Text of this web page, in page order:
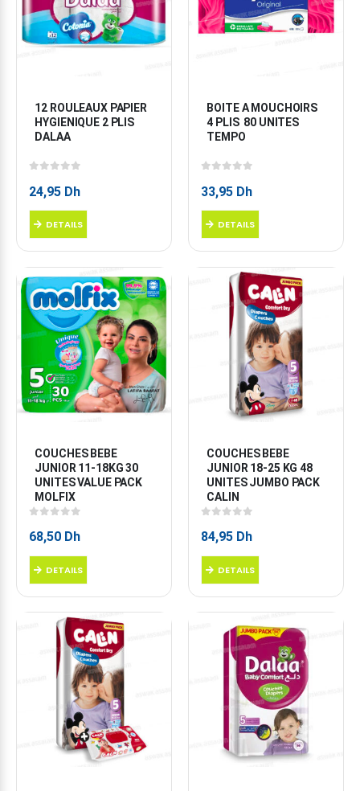
12 ROULEAUX PAPIER
HYGIENIQUE 2 PLIS
DALAA
24,95 Dh
DETAILS
BOITE A MOUCHOIRS
4 PLIS  80 UNITES
TEMPO
33,95 Dh
DETAILS
COUCHES BEBE
JUNIOR 11-18KG 30
UNITES VALUE PACK
MOLFIX
68,50 Dh
DETAILS
COUCHES BEBE
JUNIOR 18-25 KG 48
UNITES JUMBO PACK
CALIN
84,95 Dh
DETAILS